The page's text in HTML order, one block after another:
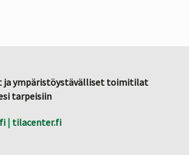
ja ympäristöystävälliset toimitilat
tarpeisiin
| tilacenter.fi